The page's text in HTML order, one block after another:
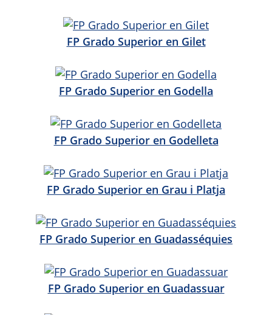
FP Grado Superior en Gilet
FP Grado Superior en Godella
FP Grado Superior en Godelleta
FP Grado Superior en Grau i Platja
FP Grado Superior en Guadasséquies
FP Grado Superior en Guadassuar